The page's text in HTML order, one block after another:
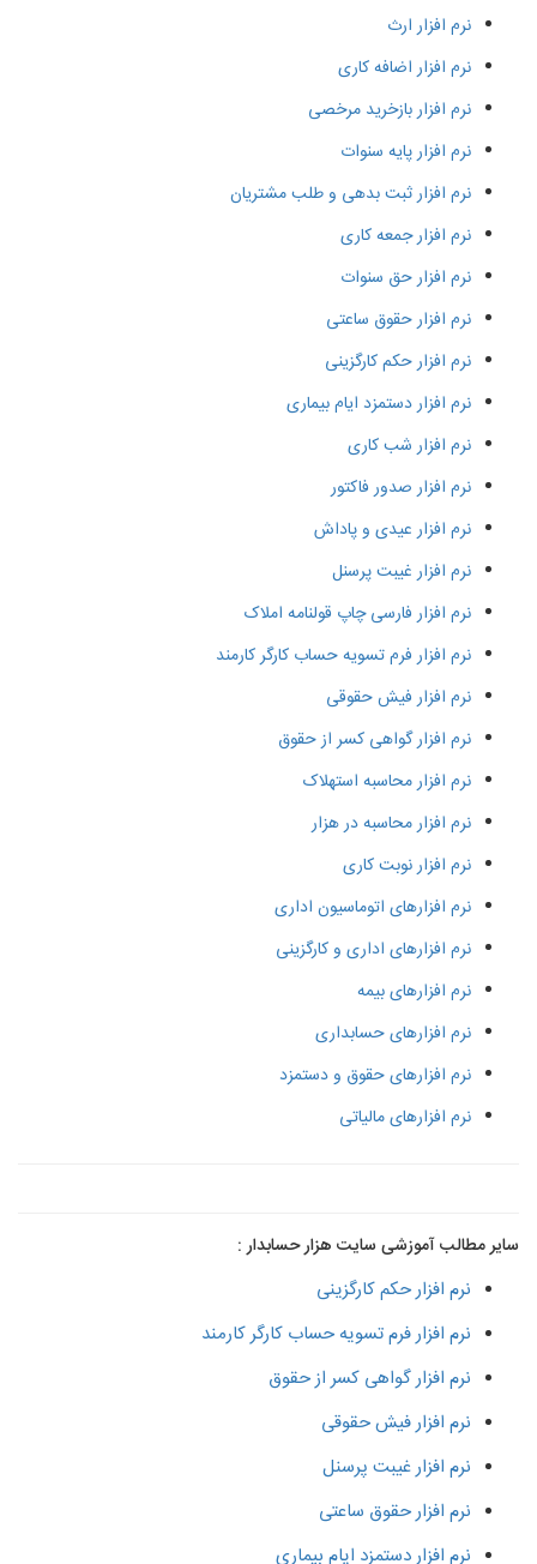
نرم افزار ارث
نرم افزار اضافه کاری
نرم افزار بازخرید مرخصی
نرم افزار پایه سنوات
نرم افزار ثبت بدهی و طلب مشتریان
نرم افزار جمعه کاری
نرم افزار حق سنوات
نرم افزار حقوق ساعتی
نرم افزار حکم کارگزینی
نرم افزار دستمزد ایام بیماری
نرم افزار شب کاری
نرم افزار صدور فاکتور
نرم افزار عیدی و پاداش
نرم افزار غیبت پرسنل
نرم افزار فارسی چاپ قولنامه املاک
نرم افزار فرم تسویه حساب کارگر کارمند
نرم افزار فیش حقوقی
نرم افزار گواهی کسر از حقوق
نرم افزار محاسبه استهلاک
نرم افزار محاسبه در هزار
نرم افزار نوبت کاری
نرم افزارهای اتوماسیون اداری
نرم افزارهای اداری و کارگزینی
نرم افزارهای بیمه
نرم افزارهای حسابداری
نرم افزارهای حقوق و دستمزد
نرم افزارهای مالیاتی
سایر مطالب آموزشی سایت هزار حسابدار :
نرم افزار حکم کارگزینی
نرم افزار فرم تسویه حساب کارگر کارمند
نرم افزار گواهی کسر از حقوق
نرم افزار فیش حقوقی
نرم افزار غیبت پرسنل
نرم افزار حقوق ساعتی
نرم افزار دستمزد ایام بیماری